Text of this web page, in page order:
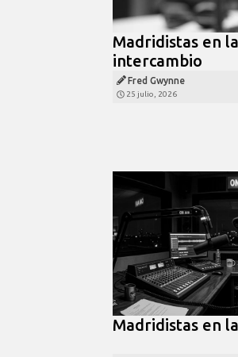
Madridistas en
intercambio
Fred Gwynne
25 julio, 2026
Madridistas en